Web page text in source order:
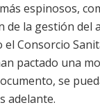
espinosos,
de la gestión del
el Consorcio
pactado una
se
adelante.